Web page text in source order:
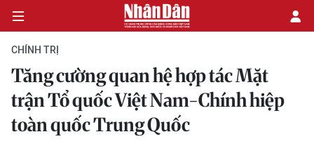
CHÍNH TRỊ
KINH TẾ
CHÍNH TRỊ
Tăng cường quan hệ hợp tác Mặt
trận Tổ quốc Việt Nam-Chính hiệp
toàn quốc Trung Quốc